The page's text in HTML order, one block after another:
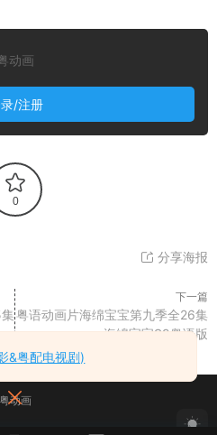
动画
/注册
0
分享海报
下一篇
粤语动画片海绵宝宝第九季全26集
海绵宝宝S9粤语版
粤动画
&粤配电视剧)